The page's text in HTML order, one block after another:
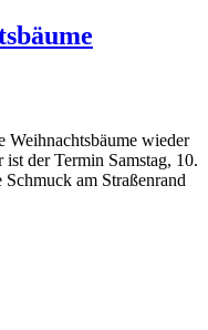
Weihnachtsbäume wieder
der Termin Samstag, 10.
am Straßenrand